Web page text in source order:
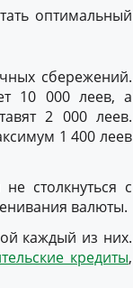
оптимальный
сбережений.
10 000 леев, а
2 000 леев.
1 400 леев
столкнуться с
валюты.
каждый из них.
кредиты,